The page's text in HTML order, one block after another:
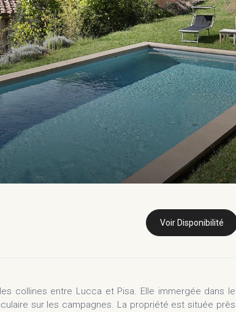
Voir Disponibilité
collines entre Lucca et Pisa. Elle immergée dans le
sur les campagnes. La propriété est située près